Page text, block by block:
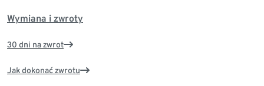
Wymiana i zwroty
30 dni na zwrot
Jak dokonać zwrotu